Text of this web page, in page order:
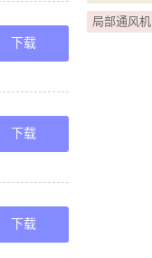
工作面下
局部通
师生产副
通风机
工作面
工作面
下载
下载
下载
局部通风机